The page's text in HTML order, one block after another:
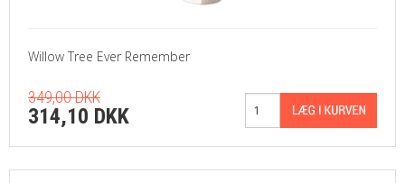
Willow Tree Ever Remember
349,00 DKK
314,10 DKK